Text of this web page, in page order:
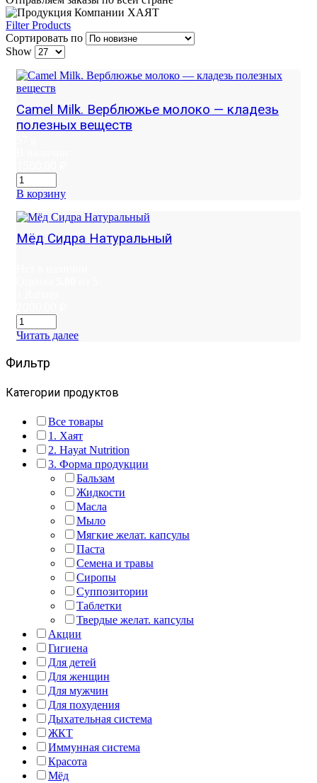
Filter Products
Сортировать по
Show
Camel Milk. Верблюжье молоко — кладезь
полезных веществ
В корзину
Мёд Сидра Натуральный
Читать далее
Фильтр
Категории продуктов
Все товары
1. Хаят
2. Hayat Nutrition
3. Форма продукции
Бальзам
Жидкости
Масла
Мыло
Мягкие желат. капсулы
Паста
Семена и травы
Сиропы
Суппозитории
Таблетки
Твердые желат. капсулы
Акции
Гигиена
Для детей
Для женщин
Для мужчин
Для похудения
Дыхательная система
ЖКТ
Иммунная система
Красота
Мёд